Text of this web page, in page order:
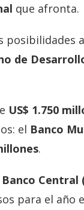
que afronta.
posibilidades
de
US$ 1.750
el Banco
.
Banco Central
para el año